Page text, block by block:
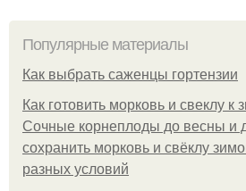
Популярные материалы
Как выбрать саженцы гортензии
Как готовить морковь и свеклу
Сочные корнеплоды до весны и
сохранить морковь и свёклу
разных условий